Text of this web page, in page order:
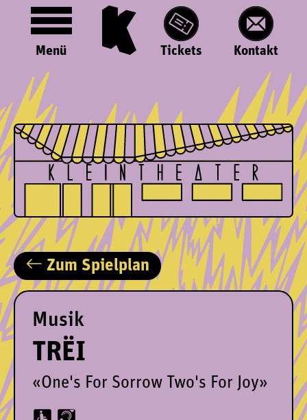
Menü Tickets Kontakt
Zum Spielplan
Musik
TRËI
«One's For Sorrow Two's For Joy»